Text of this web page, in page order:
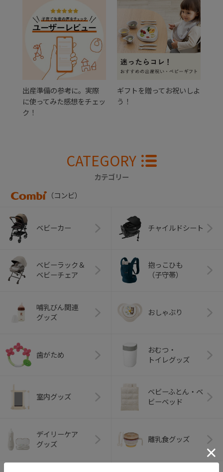
出産準備の参考に。実際
に使ってみた感想をチェッ
ク！
ギフトを贈ってお祝いしよ
う！
CATEGORY
カテゴリー
（コンビ）
ベビーカー チャイルドシート
ベビーラック＆
ベビーチェア
抱っこひも
（子守帯）
哺乳びん関連
グッズ
おしゃぶり
歯がため
おむつ・
トイレグッズ
室内グッズ
ベビーふとん・ベ
ビーベッド
デイリーケア
グッズ
離乳食グッズ